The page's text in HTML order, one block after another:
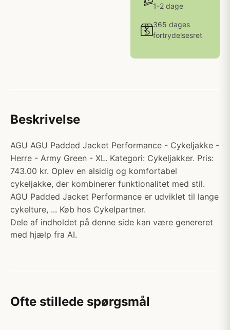
1-2 dage
365 dages
fortrydelsesret
Beskrivelse
AGU AGU Padded Jacket Performance - Cykeljakke -
Herre - Army Green - XL. Kategori: Cykeljakker. Pris:
743.00 kr. Oplev en alsidig og komfortabel
cykeljakke, der kombinerer funktionalitet med stil.
AGU Padded Jacket Performance er udviklet til lange
cykelture, ... Køb hos Cykelpartner.
Dele af indholdet på denne side kan være genereret
med hjælp fra AI.
Ofte stillede spørgsmål